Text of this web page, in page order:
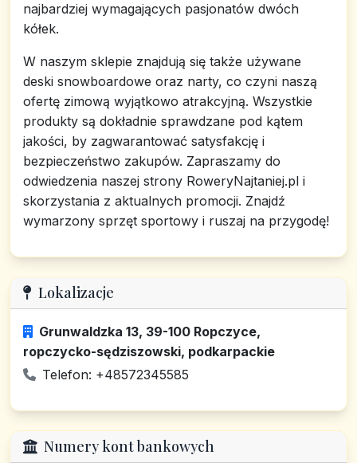
najbardziej wymagających pasjonatów dwóch
kółek.
W naszym sklepie znajdują się także używane
deski snowboardowe oraz narty, co czyni naszą
ofertę zimową wyjątkowo atrakcyjną. Wszystkie
produkty są dokładnie sprawdzane pod kątem
jakości, by zagwarantować satysfakcję i
bezpieczeństwo zakupów. Zapraszamy do
odwiedzenia naszej strony RoweryNajtaniej.pl i
skorzystania z aktualnych promocji. Znajdź
wymarzony sprzęt sportowy i ruszaj na przygodę!
Lokalizacje
Grunwaldzka 13, 39-100 Ropczyce,
ropczycko-sędziszowski, podkarpackie
Telefon: +48572345585
Numery kont bankowych